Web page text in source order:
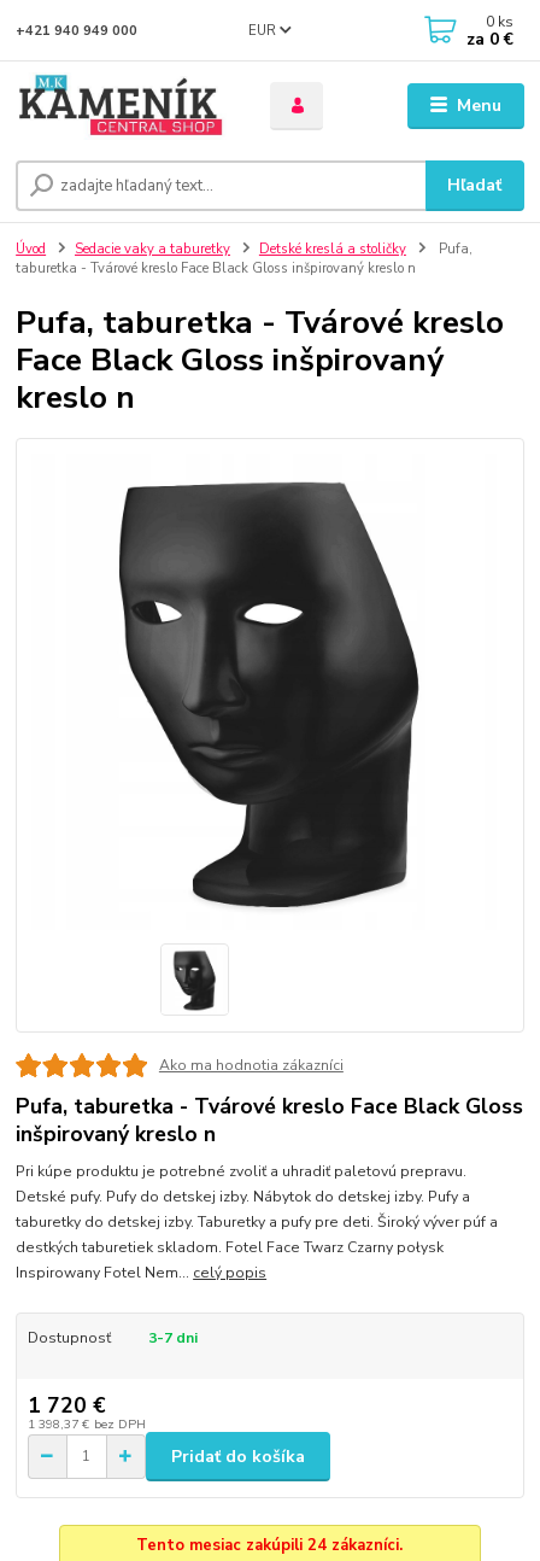
Menu
EUR
Hľadať
+421 940 949 000 0 ks
za 0 €
Úvod Sedacie vaky a taburetky Detské kreslá a stoličky
Pufa,
taburetka - Tvárové kreslo Face Black Gloss inšpirovaný kreslo n
Pufa, taburetka - Tvárové kreslo
Face Black Gloss inšpirovaný
kreslo n
Ako ma hodnotia zákazníci
Pufa, taburetka - Tvárové kreslo Face Black Gloss
inšpirovaný kreslo n
Pri kúpe produktu je potrebné zvoliť a uhradiť paletovú prepravu.
Detské pufy. Pufy do detskej izby. Nábytok do detskej izby. Pufy a
taburetky do detskej izby. Taburetky a pufy pre deti. Široký výver púf a
destkých taburetiek skladom. Fotel Face Twarz Czarny połysk
Inspirowany Fotel Nem... celý popis
Dostupnosť 3-7 dni
1 720 €
1 398,37 € bez DPH
Pridať do košíka
Tento mesiac zakúpili 24 zákazníci.